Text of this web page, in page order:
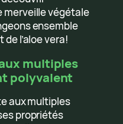
végétale
ensemble
l’aloe vera!
multiples
polyvalent
aux multiples
propriétés